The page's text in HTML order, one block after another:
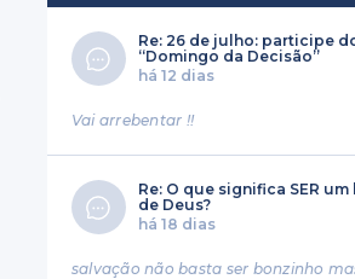
Re: 26 de julho: participe
“Domingo da Decisão”
há 12 dias
Vai arrebentar !!
Re: O que significa SER um
de Deus?
há 18 dias
salvação não basta ser bonzinho